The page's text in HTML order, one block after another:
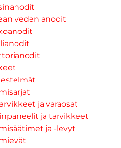
veden anodit
ja varaosat
ja tarvikkeet
ja -levyt